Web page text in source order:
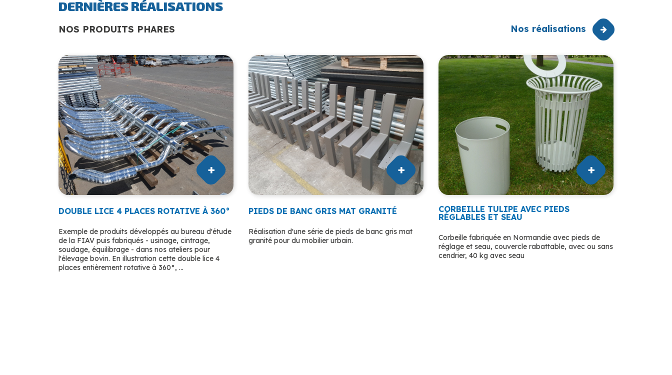
DERNIÈRES RÉALISATIONS
NOS PRODUITS PHARES Nos réalisations
DOUBLE LICE 4 PLACES ROTATIVE À 360°
Exemple de produits développés au bureau d'étude
de la FIAV puis fabriqués - usinage, cintrage,
soudage, équilibrage - dans nos ateliers pour
l'élevage bovin. En illustration cette double lice 4
places entièrement rotative à 360°, ...
PIEDS DE BANC GRIS MAT GRANITÉ
Réalisation d'une série de pieds de banc gris mat
granité pour du mobilier urbain.
CORBEILLE TULIPE AVEC PIEDS
RÉGLABLES ET SEAU
Corbeille fabriquée en Normandie avec pieds de
réglage et seau, couvercle rabattable, avec ou sans
cendrier, 40 kg avec seau